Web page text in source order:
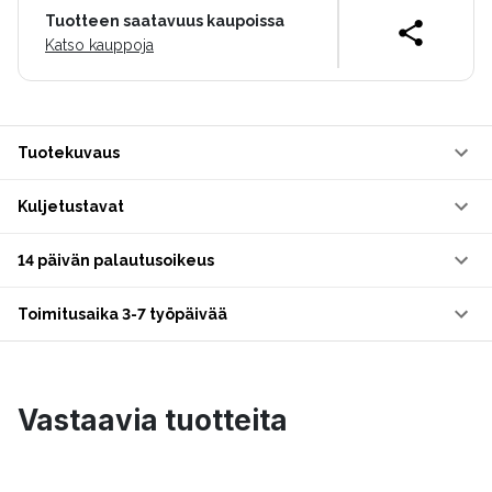
Tuotteen saatavuus kaupoissa
Katso kauppoja
Tuotekuvaus
Kuljetustavat
14 päivän palautusoikeus
Toimitusaika 3-7 työpäivää
Vastaavia tuotteita